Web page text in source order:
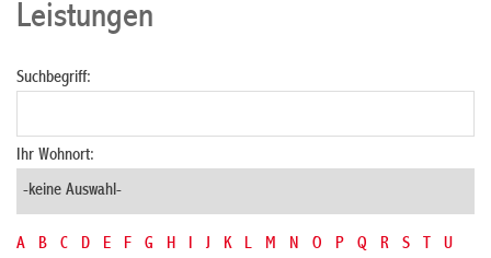
Leistungen
Suchbegriff:
Ihr Wohnort:
A B C D E F G H I J K L M N O P Q R S T
U